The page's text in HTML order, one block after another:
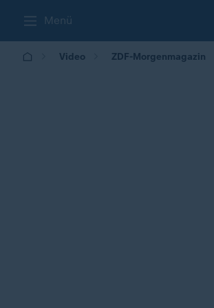
Menü
Video ZDF-Morgenmagazin